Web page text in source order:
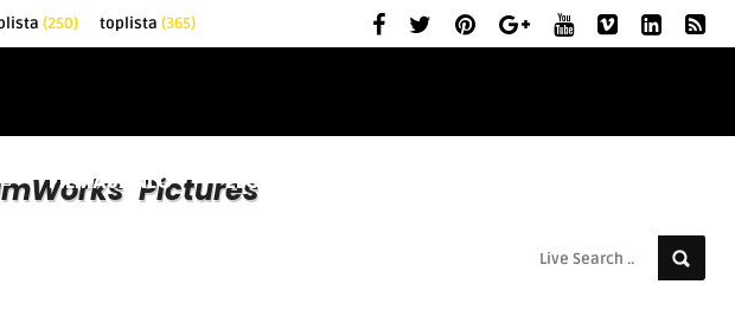
(250) toplista (365)
FILMAJÁNLÓ ELŐZETESEK
Pictures